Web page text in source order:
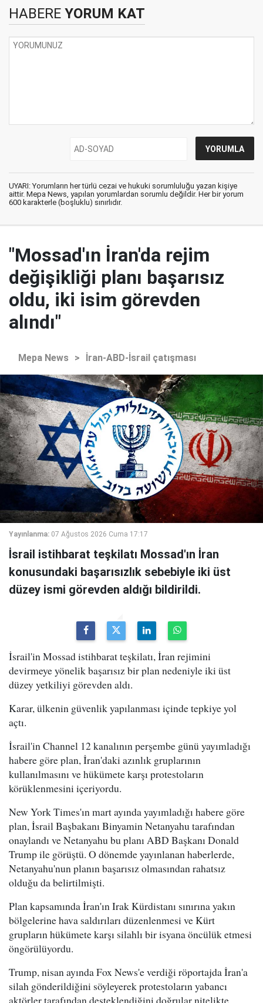
HABERE YORUM KAT
UYARI: Yorumların her türlü cezai ve hukuki sorumluluğu yazan kişiye
aittir. Mepa News, yapılan yorumlardan sorumlu değildir. Her bir yorum
600 karakterle (boşluklu) sınırlıdır.
"Mossad'ın İran'da rejim
değişikliği planı başarısız
oldu, iki isim görevden
alındı"
Mepa News > İran-ABD-İsrail çatışması
Yayınlanma: 07 Ağustos 2026 Cuma 17:17
İsrail istihbarat teşkilatı Mossad'ın İran
konusundaki başarısızlık sebebiyle iki üst
düzey ismi görevden aldığı bildirildi.
İsrail'in Mossad istihbarat teşkilatı, İran rejimini
devirmeye yönelik başarısız bir plan nedeniyle iki üst
düzey yetkiliyi görevden aldı.
Karar, ülkenin güvenlik yapılanması içinde tepkiye yol
açtı.
İsrail'in Channel 12 kanalının perşembe günü yayımladığı
habere göre plan, İran'daki azınlık gruplarının
kullanılmasını ve hükümete karşı protestoların
körüklenmesini içeriyordu.
New York Times'ın mart ayında yayımladığı habere göre
plan, İsrail Başbakanı Binyamin Netanyahu tarafından
onaylandı ve Netanyahu bu planı ABD Başkanı Donald
Trump ile görüştü. O dönemde yayınlanan haberlerde,
Netanyahu'nun planın başarısız olmasından rahatsız
olduğu da belirtilmişti.
Plan kapsamında İran'ın Irak Kürdistanı sınırına yakın
bölgelerine hava saldırıları düzenlenmesi ve Kürt
grupların hükümete karşı silahlı bir isyana öncülük etmesi
öngörülüyordu.
Trump, nisan ayında Fox News'e verdiği röportajda İran'a
silah gönderildiğini söyleyerek protestoların yabancı
aktörler tarafından desteklendiğini doğrular nitelikte